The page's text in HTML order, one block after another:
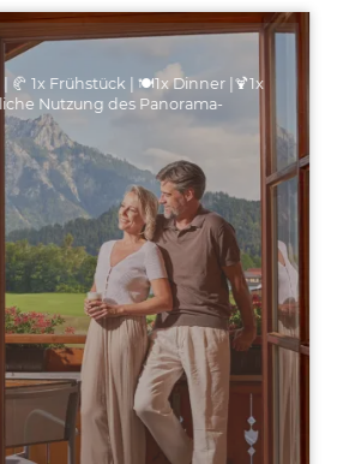
| 🥐 1x Frühstück | 🍽️1x Dinner |🍹1x
Nutzung des Panorama-